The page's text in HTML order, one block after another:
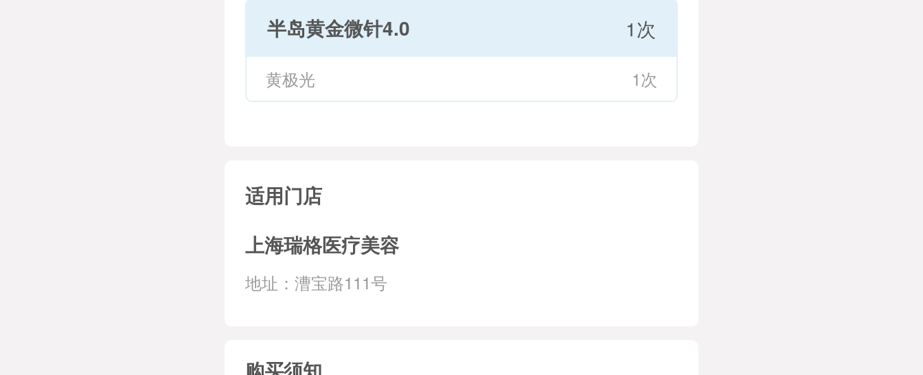
半岛黄金微针4.0 1次
黄极光 1次
适用门店
上海瑞格医疗美容
地址：漕宝路111号